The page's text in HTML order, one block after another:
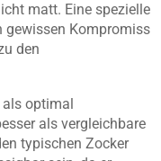
matt. Eine spezielle
gewissen Kompromiss
den
optimal
als vergleichbare
typischen Zocker